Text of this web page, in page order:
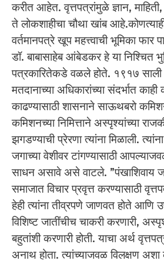
करीत आहेत. वृत्तपत्रांमुळे ज्ञान,
ते लोकशाहीचा चौथा खांब
वर्तमानपत्रे खूप महत्त्वाची भूमिका फार
डॉ. बाबासाहेब आंबेडकर हे या निश्चित
पत्रकारितेकडे वळले होते. १९१७ साली
मतदानाच्या अधिकारांच्या संदर्भात काही
काढण्यासाठी शासनाने साऊथबरो
कमिशनच्या निमित्ताने अस्पृश्यांच्या
झगडण्याची प्रेरणा त्यांना मिळाली.
जगाच्या वेशीवर टांगण्यासाठी
साधन असावे असे वाटले. ”पंखाशिवाय
समाजात विचार प्रवृत्त करण्यासाठी
हेही त्यांना तीव्रपणे जाणवत होते आणि
विशिष्ट जातींचीच चाकरी करणारी,
बहुतांशी करणारी होती. याचा अर्थ
अनाथ होता. त्यांच्याजवळ विलक्षण अशा